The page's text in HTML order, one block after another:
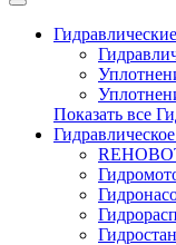
Показать все